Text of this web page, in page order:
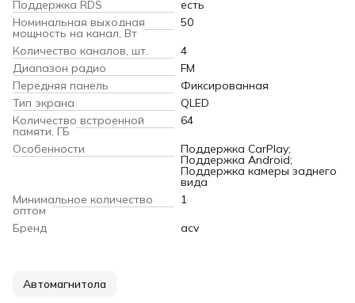
Поддержка RDS
есть
Номинальная выходная
мощность на канал, Вт
50
Количество каналов, шт.
4
Диапазон радио
FM
Передняя панель
Фиксированная
Тип экрана
QLED
Количество встроенной
памяти, ГБ
64
Особенности
Поддержка CarPlay;
Поддержка Android;
Поддержка камеры заднего
вида
Минимальное количество
оптом
1
Бренд
acv
Автомагнитола